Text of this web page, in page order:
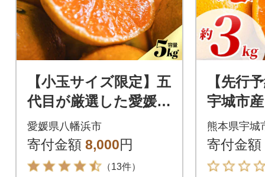
【小玉サイズ限定】五
代目が厳選した愛媛み
かん 5kg【愛媛県川上
産】【A70-92】
愛媛県八幡浜市
寄付金額 8,000円
（13件）
【先行
宇城市
あり み
約3kg(
熊本県宇城
寄付金額